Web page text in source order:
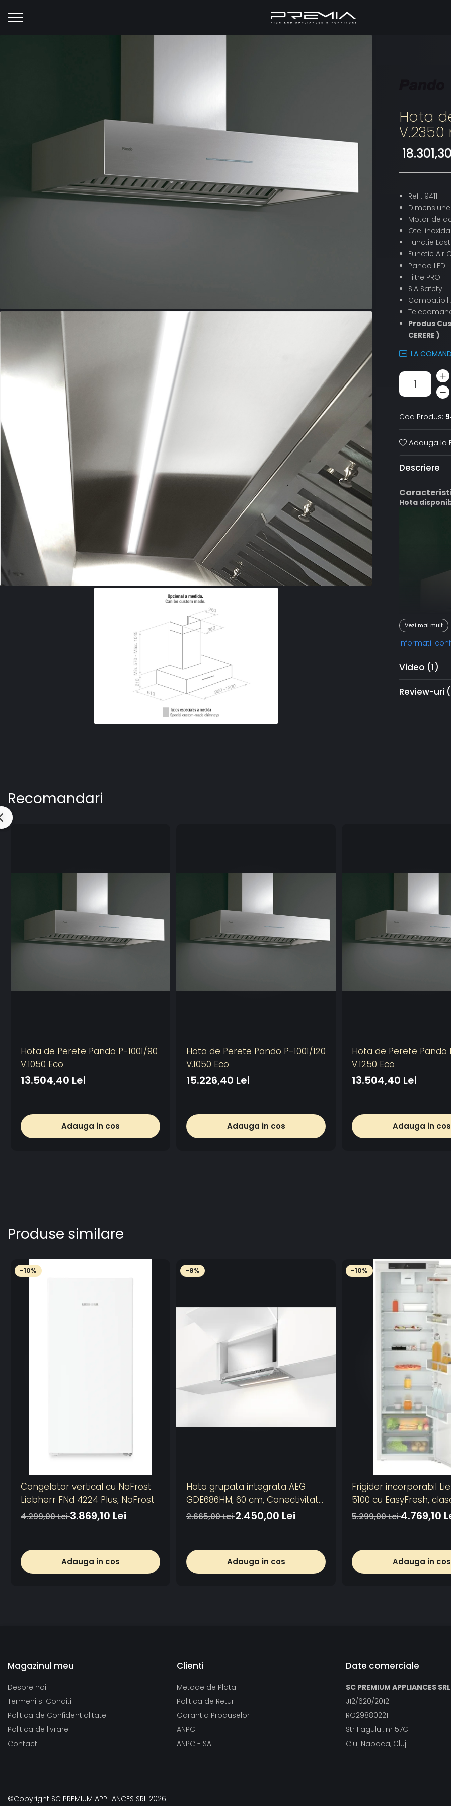
Hota
Ref : 9411
Motor de
Otel
Functie
Functie Air
Pando LED
Filtre PRO
SIA Safety
Compatibil
Produs
CERERE )
LA
Cod Produs:
Adauga la
Descriere
Hota
Funcție Last
Aceasta
dupa
automat ,
RAL
Model
DISTANTA
Nota:
Include
ceramic.
Include o
urma
Produsul
AirClean:
fiecare oră,
Vezi mai mult
Informatii
Video (1)
Review-uri
Recomandari
Hota de Perete Pando P-1001/90
V.1050 Eco
13.504,40 Lei
Adauga in cos
Hota de Perete Pando P-1001/120
V.1050 Eco
15.226,40 Lei
Adauga in cos
Hota de Perete Pando
V.1250 Eco
13.504,40 Lei
Adauga in cos
Produse similare
-10%
Congelator vertical cu NoFrost
Liebherr FNd 4224 Plus, NoFrost
4.299,00 Lei3.869,10 Lei
Adauga in cos
-8%
Hota grupata integrata AEG
GDE686HM, 60 cm, Conectivitate
plita, 1 motor, 3 viteze + intensiv,
Control electronic, Argintiu
2.665,00 Lei2.450,00 Lei
Adauga in cos
-10%
Frigider incorporabil
5100 cu EasyFresh,
volum 309 l
5.299,00 Lei4.769,10
Adauga in cos
Magazinul meu
Despre noi
Termeni si Conditii
Politica de Confidentialitate
Politica de livrare
Contact
Clienti
Metode de Plata
Politica de Retur
Garantia Produselor
ANPC
ANPC - SAL
Date comerciale
SC PREMIUM APPLIANCES SRL
J12/620/2012
RO29880221
Str Fagului, nr 57C
Cluj Napoca, Cluj
©Copyright SC PREMIUM APPLIANCES SRL 2026